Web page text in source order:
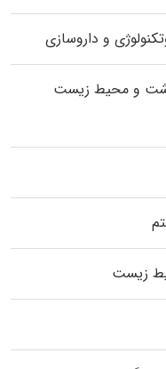
و داروسازی
و محیط زیست
زیست